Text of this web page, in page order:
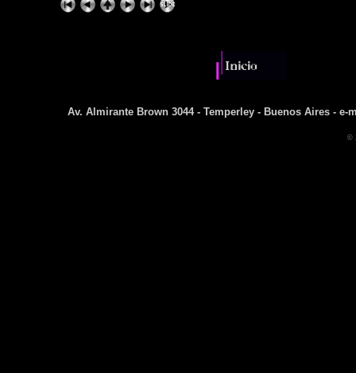
Av. Almirante Brown 3044 - Temperley - Buenos Aires - e-
©